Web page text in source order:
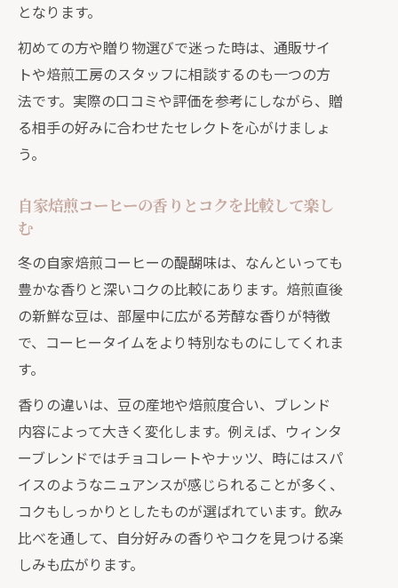
となります。
初めての方や贈り物選びで迷った時は、通販サイ
トや焙煎工房のスタッフに相談するのも一つの方
法です。実際の口コミや評価を参考にしながら、贈
る相手の好みに合わせたセレクトを心がけましょ
う。
自家焙煎コーヒーの香りとコクを比較して楽し
む
冬の自家焙煎コーヒーの醍醐味は、なんといっても
豊かな香りと深いコクの比較にあります。焙煎直後
の新鮮な豆は、部屋中に広がる芳醇な香りが特徴
で、コーヒータイムをより特別なものにしてくれま
す。
香りの違いは、豆の産地や焙煎度合い、ブレンド
内容によって大きく変化します。例えば、ウィンタ
ーブレンドではチョコレートやナッツ、時にはスパ
イスのようなニュアンスが感じられることが多く、
コクもしっかりとしたものが選ばれています。飲み
比べを通して、自分好みの香りやコクを見つける楽
しみも広がります。